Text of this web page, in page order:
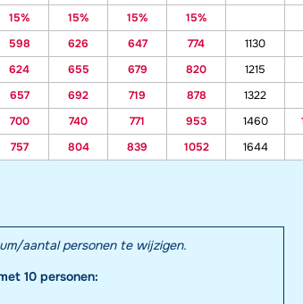
15% 15% 15% 15%
598 626 647 774 1130
624 655 679 820 1215
657 692 719 878 1322
700 740 771 953 1460
757 804 839 1052 1644
aantal personen te wijzigen.
10 personen: